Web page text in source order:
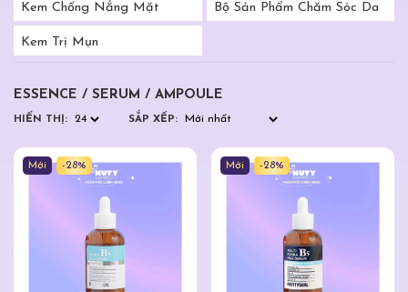
Kem Chống Nắng Mặt Bộ Sản Phẩm Chăm Sóc Da
Kem Trị Mụn
ESSENCE / SERUM / AMPOULE
HIỂN THỊ: SẮP XẾP:
Mới -28% Mới -28%